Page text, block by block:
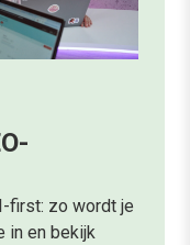
first: zo wordt je
in en bekijk